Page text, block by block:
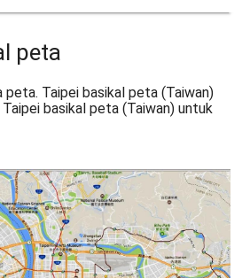
peta
peta. Taipei basikal peta (Taiwan)
basikal peta (Taiwan) untuk